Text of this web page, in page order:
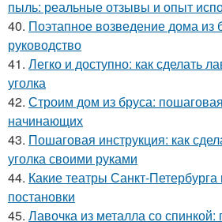
пыль: реальные отзывы и опыт
40. Поэтапное возведение дома из
руководство
41. Легко и доступно: как сделать
уголка
42. Строим дом из бруса:
начинающих
43. Пошаговая инструкция: как
уголка своими руками
44. Какие театры Санкт-
постановки
45. Лавочка из металла со спинкой: